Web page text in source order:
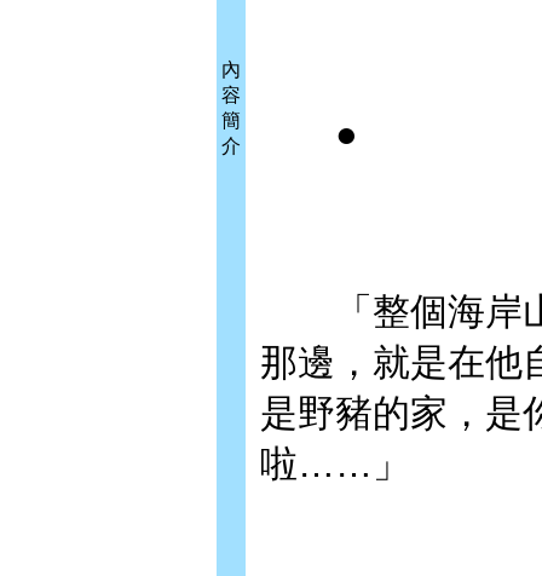
內
容
簡
介
●
「整個海岸山
那邊，就是在他
是野豬的家，是
啦……」